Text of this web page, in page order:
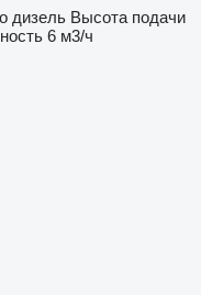
дизель Высота подачи
6 м3/ч